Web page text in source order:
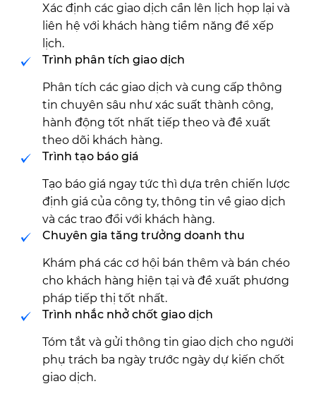
Xác định các giao dịch cần lên lịch họp lại và
liên hệ với khách hàng tiềm năng để xếp
lịch.
Trình phân tích giao dịch
Phân tích các giao dịch và cung cấp thông
tin chuyên sâu như xác suất thành công,
hành động tốt nhất tiếp theo và đề xuất
theo dõi khách hàng.
Trình tạo báo giá
Tạo báo giá ngay tức thì dựa trên chiến lược
định giá của công ty, thông tin về giao dịch
và các trao đổi với khách hàng.
Chuyên gia tăng trưởng doanh thu
Khám phá các cơ hội bán thêm và bán chéo
cho khách hàng hiện tại và đề xuất phương
pháp tiếp thị tốt nhất.
Trình nhắc nhở chốt giao dịch
Tóm tắt và gửi thông tin giao dịch cho người
phụ trách ba ngày trước ngày dự kiến chốt
giao dịch.